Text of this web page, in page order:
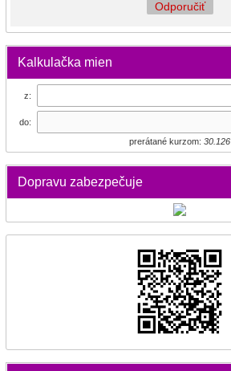
Odporučiť
Kalkulačka mien
z:
do:
prerátané kurzom: 30.126
Dopravu zabezpečuje